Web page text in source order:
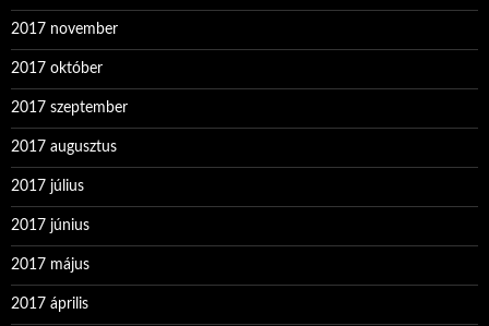
2017 november
2017 október
2017 szeptember
2017 augusztus
2017 július
2017 június
2017 május
2017 április